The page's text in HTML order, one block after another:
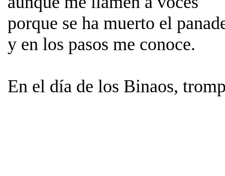
porque se ha muerto el
y en los pasos me conoce.
En el día de los Binaos,